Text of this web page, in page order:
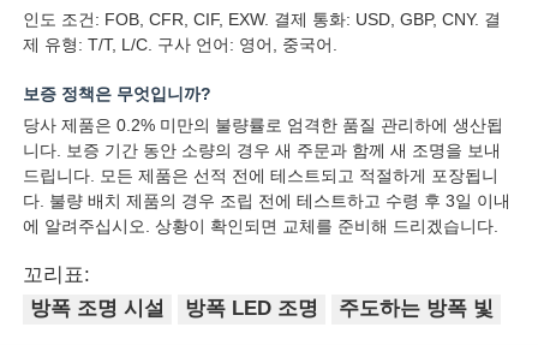
인도 조건: FOB, CFR, CIF, EXW. 결제 통화: USD, GBP, CNY. 결
제 유형: T/T, L/C. 구사 언어: 영어, 중국어.
보증 정책은 무엇입니까?
당사 제품은 0.2% 미만의 불량률로 엄격한 품질 관리하에 생산됩
니다. 보증 기간 동안 소량의 경우 새 주문과 함께 새 조명을 보내
드립니다. 모든 제품은 선적 전에 테스트되고 적절하게 포장됩니
다. 불량 배치 제품의 경우 조립 전에 테스트하고 수령 후 3일 이내
에 알려주십시오. 상황이 확인되면 교체를 준비해 드리겠습니다.
꼬리표:
방폭 조명 시설
방폭 LED 조명 주도하는 방폭 빛